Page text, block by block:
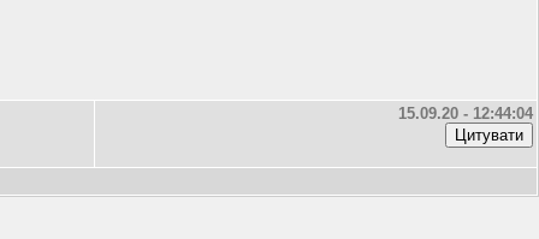
15.09.20 - 12:44:04